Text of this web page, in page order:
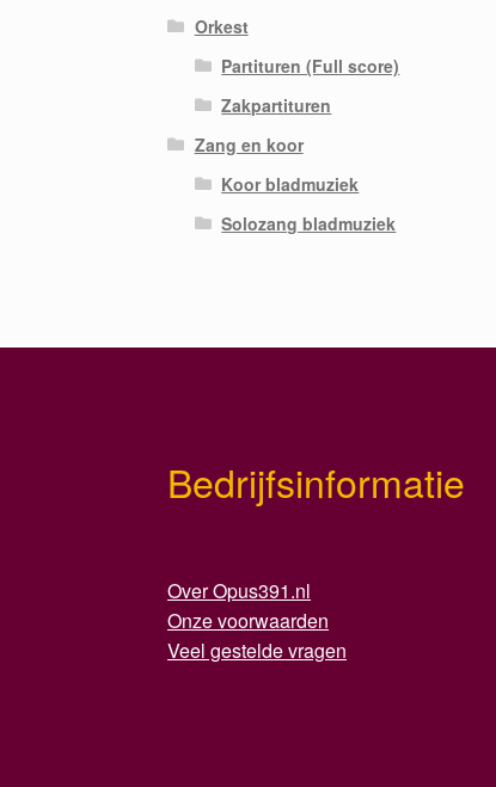
Orkest
Partituren (Full score)
Zakpartituren
Zang en koor
Koor bladmuziek
Solozang bladmuziek
Bedrijfsinformatie
Over Opus391.nl
Onze voorwaarden
Veel gestelde vragen